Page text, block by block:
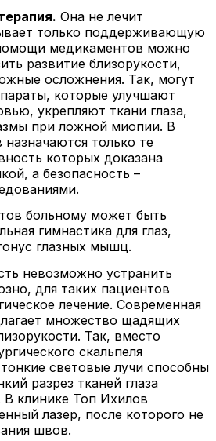
Она не лечит
только поддерживающую
медикаментов можно
развитие близорукости,
осложнения. Так, могут
которые улучшают
укрепляют ткани глаза,
при ложной миопии. В
только те
которых доказана
а безопасность –
больному может быть
гимнастика для глаз,
глазных мышц.
невозможно устранить
для таких пациентов
лечение. Современная
множество щадящих
Так, вместо
скальпеля
световые лучи способны
разрез тканей глаза
В клинике Топ Ихилов
лазер, после которого не
швов.